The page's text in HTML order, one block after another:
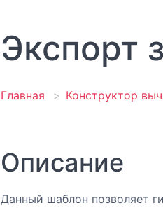
Экспорт
Главная Конструктор
Описание
Данный шаблон позволяет